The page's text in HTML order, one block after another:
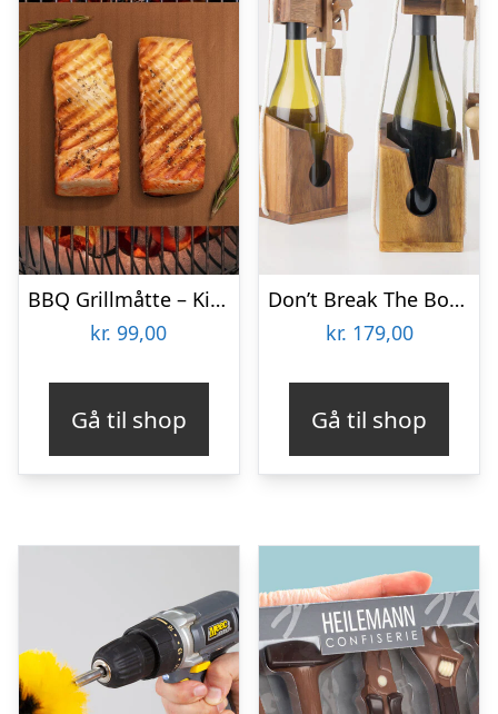
BBQ Grillmåtte – KitchPro
kr. 99,00
Gå til shop
Don’t Break The Bottle
kr. 179,00
Gå til shop